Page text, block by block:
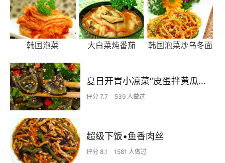
韩国泡菜 大白菜炖番茄 韩国泡菜炒乌冬面
夏日开胃小凉菜“皮蛋拌黄瓜🥒”开胃减脂
评分 7.7 539 人做过
超级下饭•鱼香肉丝
评分 8.1 1581 人做过